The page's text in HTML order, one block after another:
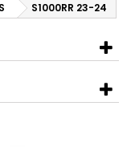
S1000RR 23-24